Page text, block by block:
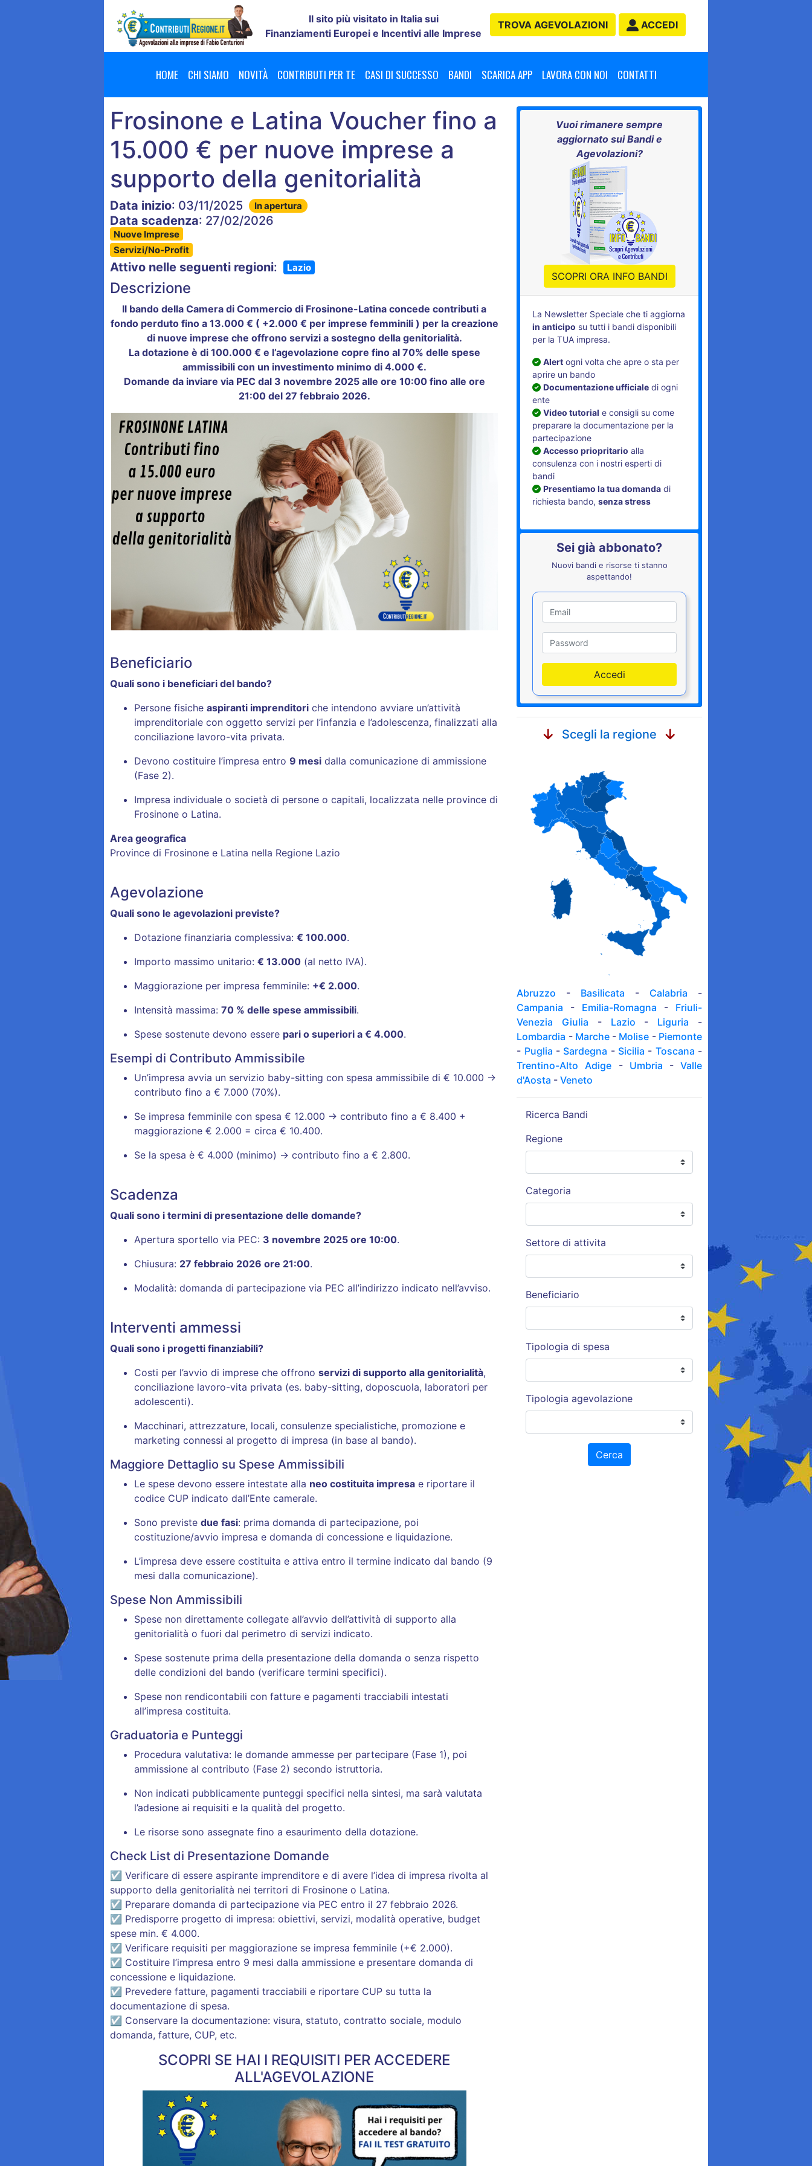
Il sito più visitato in Italia sui
Finanziamenti Europei e Incentivi alle Imprese
TROVAAGEVOLAZIONI ACCEDI
HOME CHI SIAMO NOVITÀ CONTRIBUTI PER TE CASI DI SUCCESSO BANDI SCARICA APP LAVORA CON NOI CONTATTI
Frosinone e Latina Voucher fino a
15.000 € per nuove imprese a
supporto della genitorialità
Data inizio: 03/11/2025 In apertura
Data scadenza: 27/02/2026
Nuove Imprese
Servizi/No-Profit
Attivo nelle seguenti regioni: Lazio
Descrizione
Il bando della Camera di Commercio di Frosinone-Latina concede contributi a
fondo perduto fino a 13.000 € ( +2.000 € per imprese femminili ) per la creazione
di nuove imprese che offrono servizi a sostegno della genitorialità.
La dotazione è di 100.000 € e l’agevolazione copre fino al 70% delle spese
ammissibili con un investimento minimo di 4.000 €.
Domande da inviare via PEC dal 3 novembre 2025 alle ore 10:00 fino alle ore
21:00 del 27 febbraio 2026.
Beneficiario
Quali sono i beneficiari del bando?
Persone fisiche aspiranti imprenditori che intendono avviare un’attività
imprenditoriale con oggetto servizi per l’infanzia e l’adolescenza, finalizzati alla
conciliazione lavoro-vita privata.
Devono costituire l’impresa entro 9 mesi dalla comunicazione di ammissione
(Fase 2).
Impresa individuale o società di persone o capitali, localizzata nelle province di
Frosinone o Latina.
Area geografica
Province di Frosinone e Latina nella Regione Lazio
Agevolazione
Quali sono le agevolazioni previste?
Dotazione finanziaria complessiva: € 100.000.
Importo massimo unitario: € 13.000 (al netto IVA).
Maggiorazione per impresa femminile: +€ 2.000.
Intensità massima: 70 % delle spese ammissibili.
Spese sostenute devono essere pari o superiori a € 4.000.
Esempi di Contributo Ammissibile
Un’impresa avvia un servizio baby-sitting con spesa ammissibile di € 10.000 →
contributo fino a € 7.000 (70%).
Se impresa femminile con spesa € 12.000 → contributo fino a € 8.400 +
maggiorazione € 2.000 = circa € 10.400.
Se la spesa è € 4.000 (minimo) → contributo fino a € 2.800.
Scadenza
Quali sono i termini di presentazione delle domande?
Apertura sportello via PEC: 3 novembre 2025 ore 10:00.
Chiusura: 27 febbraio 2026 ore 21:00.
Modalità: domanda di partecipazione via PEC all’indirizzo indicato nell’avviso.
Interventi ammessi
Quali sono i progetti finanziabili?
Costi per l’avvio di imprese che offrono servizi di supporto alla genitorialità,
conciliazione lavoro-vita privata (es. baby-sitting, doposcuola, laboratori per
adolescenti).
Macchinari, attrezzature, locali, consulenze specialistiche, promozione e
marketing connessi al progetto di impresa (in base al bando).
Maggiore Dettaglio su Spese Ammissibili
Le spese devono essere intestate alla neo costituita impresa e riportare il
codice CUP indicato dall’Ente camerale.
Sono previste due fasi: prima domanda di partecipazione, poi
costituzione/avvio impresa e domanda di concessione e liquidazione.
L’impresa deve essere costituita e attiva entro il termine indicato dal bando (9
mesi dalla comunicazione).
Spese Non Ammissibili
Spese non direttamente collegate all’avvio dell’attività di supporto alla
genitorialità o fuori dal perimetro di servizi indicato.
Spese sostenute prima della presentazione della domanda o senza rispetto
delle condizioni del bando (verificare termini specifici).
Spese non rendicontabili con fatture e pagamenti tracciabili intestati
all’impresa costituita.
Graduatoria e Punteggi
Procedura valutativa: le domande ammesse per partecipare (Fase 1), poi
ammissione al contributo (Fase 2) secondo istruttoria.
Non indicati pubblicamente punteggi specifici nella sintesi, ma sarà valutata
l’adesione ai requisiti e la qualità del progetto.
Le risorse sono assegnate fino a esaurimento della dotazione.
Check List di Presentazione Domande
☑ Verificare di essere aspirante imprenditore e di avere l’idea di impresa rivolta al
supporto della genitorialità nei territori di Frosinone o Latina.
☑ Preparare domanda di partecipazione via PEC entro il 27 febbraio 2026.
☑ Predisporre progetto di impresa: obiettivi, servizi, modalità operative, budget
spese min. € 4.000.
☑ Verificare requisiti per maggiorazione se impresa femminile (+€ 2.000).
☑ Costituire l’impresa entro 9 mesi dalla ammissione e presentare domanda di
concessione e liquidazione.
☑ Prevedere fatture, pagamenti tracciabili e riportare CUP su tutta la
documentazione di spesa.
☑ Conservare la documentazione: visura, statuto, contratto sociale, modulo
domanda, fatture, CUP, etc.
SCOPRI SE HAI I REQUISITI PER ACCEDERE
ALL'AGEVOLAZIONE
Vuoi rimanere sempre
aggiornato sui Bandi e
Agevolazioni?
SCOPRI ORA INFO BANDI
La Newsletter Speciale che ti aggiorna
in anticipo su tutti i bandi disponibili
per la TUA impresa.
Alert ogni volta che apre o sta per
aprire un bando
Documentazione ufficiale di ogni
ente
Video tutorial e consigli su come
preparare la documentazione per la
partecipazione
Accesso priopritario alla
consulenza con i nostri esperti di
bandi
Presentiamo la tua domanda di
richiesta bando,senza stress
Sei già abbonato?
Nuovi bandi e risorse ti stanno
aspettando!
Accedi
Scegli la regione
Abruzzo - Basilicata - Calabria -
Campania - Emilia-Romagna - Friuli-
Venezia Giulia - Lazio - Liguria -
Lombardia - Marche- Molise - Piemonte
- Puglia - Sardegna - Sicilia - Toscana -
Trentino-Alto Adige - Umbria - Valle
d'Aosta -Veneto
Ricerca Bandi
Regione
Categoria
Settore di attivita
Beneficiario
Tipologia di spesa
Tipologia agevolazione
Cerca